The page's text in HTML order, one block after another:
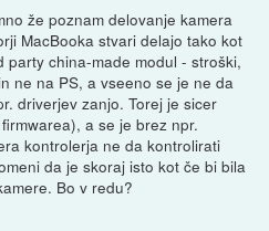
že poznam delovanje kamera
MacBooka stvari delajo tako kot
china-made modul - stroški,
ne na PS, a vseeno se je ne da
driverjev zanjo. Torej je sicer
a se je brez npr.
kontrolerja ne da kontrolirati
da je skoraj isto kot če bi bila
Bo v redu?